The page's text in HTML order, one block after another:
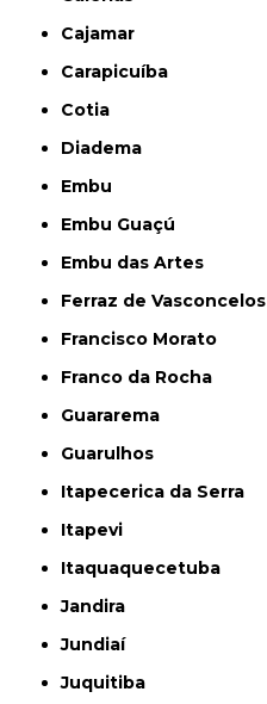
Cajamar
Carapicuíba
Cotia
Diadema
Embu
Embu Guaçú
Embu das Artes
Ferraz de Vasconcelos
Francisco Morato
Franco da Rocha
Guararema
Guarulhos
Itapecerica da Serra
Itapevi
Itaquaquecetuba
Jandira
Jundiaí
Juquitiba